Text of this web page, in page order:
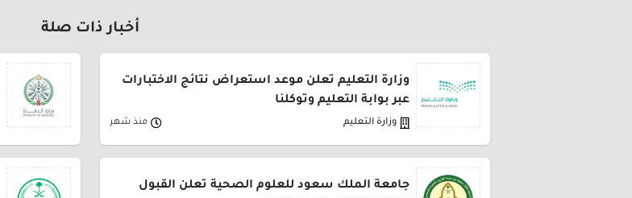
أخبار ذات صلة
وزارة التعليم تعلن موعد استعراض نتائج الاختبارات
عبر بوابة التعليم وتوكلنا
وزارة التعليم منذ شهر
جامعة الملك سعود للعلوم الصحية تعلن القبول